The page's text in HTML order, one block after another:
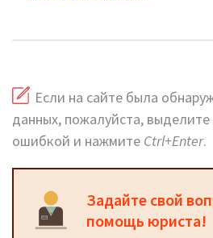
Если на сайте была
данных, пожалуйста, выделите
ошибкой и нажмите Ctrl+Enter.
Задайте свой
помощь юриста!